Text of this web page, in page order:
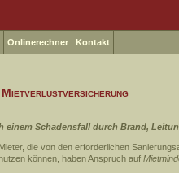
Onlinerechner Kontakt
Mietverlustversicherung
einem Schadensfall durch Brand,
Mieter, die von den erforderlichen
können, haben Anspruch auf